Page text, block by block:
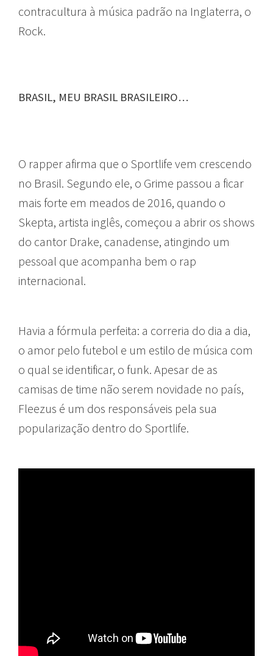
contracultura à música padrão na Inglaterra, o
Rock.
BRASIL, MEU BRASIL BRASILEIRO…
O rapper afirma que o Sportlife vem crescendo
no Brasil. Segundo ele, o Grime passou a ficar
mais forte em meados de 2016, quando o
Skepta, artista inglês, começou a abrir os shows
do cantor Drake, canadense, atingindo um
pessoal que acompanha bem o rap
internacional.
Havia a fórmula perfeita: a correria do dia a dia,
o amor pelo futebol e um estilo de música com
o qual se identificar, o funk. Apesar de as
camisas de time não serem novidade no país,
Fleezus é um dos responsáveis pela sua
popularização dentro do Sportlife.